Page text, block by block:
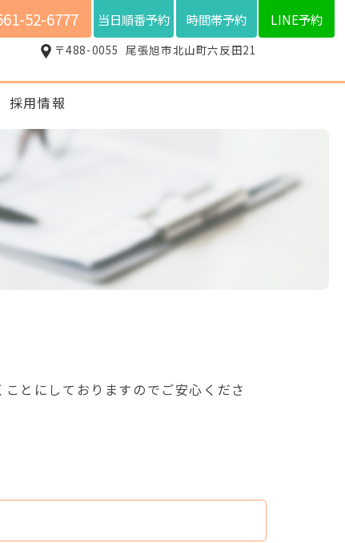
52-6777 当日順番予約 時間帯予約 LINE予約
〒488-0055 尾張旭市北山町六反田21
採用情報
とにしておりますのでご安心くださ